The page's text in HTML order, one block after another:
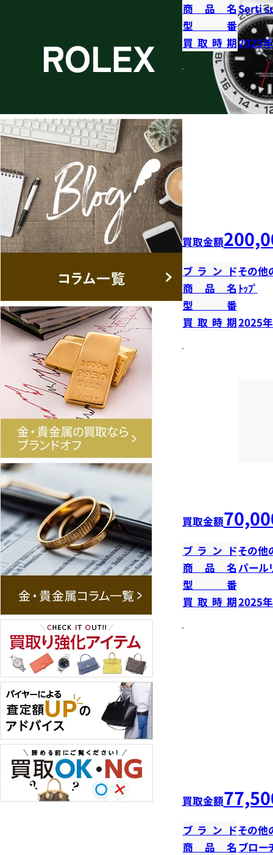
商品名Serti
型番
買取時期2025
買取金額
ブランドその他
商品名 ﾄｯﾌﾟ
型番
買取時期2025
買取金額
ブランドその他
商品名 パール
型番
買取時期2025
買取金額
ブランドその他
商品名 ブロー